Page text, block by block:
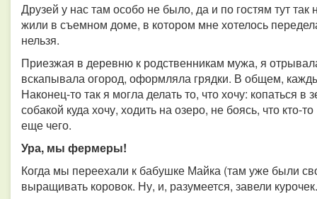
Друзей у нас там особо не было, да и по гостям тут
жили в съемном доме, в котором мне хотелось
нельзя.
Приезжая в деревню к родственникам мужа, я
вскапывала огород, оформляла грядки. В общем,
Наконец-то так я могла делать то, что хочу: копаться
собакой куда хочу, ходить на озеро, не боясь, что кто-
еще чего.
Ура, мы фермеры!
Когда мы переехали к бабушке Майка (там уже были
выращивать коровок. Ну, и, разумеется, завели курочек.